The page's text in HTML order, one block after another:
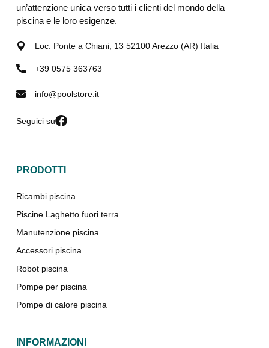
un’attenzione unica verso tutti i clienti del mondo della
piscina e le loro esigenze.
Loc. Ponte a Chiani, 13 52100 Arezzo (AR) Italia
+39 0575 363763
info@poolstore.it
Seguici su
PRODOTTI
Ricambi piscina
Piscine Laghetto fuori terra
Manutenzione piscina
Accessori piscina
Robot piscina
Pompe per piscina
Pompe di calore piscina
INFORMAZIONI